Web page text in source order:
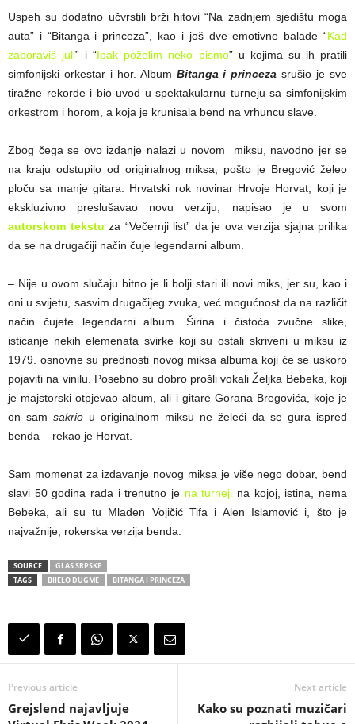
Uspeh su dodatno učvrstili brži hitovi “Na zadnjem sjedištu moga
auta” i “Bitanga i princeza”, kao i još dve emotivne balade “Kad
zaboraviš juli” i “Ipak poželim neko pismo” u kojima su ih pratili
simfonijski orkestar i hor. Album Bitanga i princeza srušio je sve
tiražne rekorde i bio uvod u spektakularnu turneju sa simfonijskim
orkestrom i horom, a koja je krunisala bend na vrhuncu slave.
Zbog čega se ovo izdanje nalazi u novom miksu, navodno jer se
na kraju odstupilo od originalnog miksa, pošto je Bregović želeo
ploču sa manje gitara. Hrvatski rok novinar Hrvoje Horvat, koji je
ekskluzivno preslušavao novu verziju, napisao je u svom
autorskom tekstu za “Večernji list” da je ova verzija sjajna prilika
da se na drugačiji način čuje legendarni album.
– Nije u ovom slučaju bitno je li bolji stari ili novi miks, jer su, kao i
oni u svijetu, sasvim drugačijeg zvuka, već mogućnost da na različit
način čujete legendarni album. Širina i čistoća zvučne slike,
isticanje nekih elemenata svirke koji su ostali skriveni u miksu iz
1979. osnovne su prednosti novog miksa albuma koji će se uskoro
pojaviti na vinilu. Posebno su dobro prošli vokali Željka Bebeka, koji
je majstorski otpjevao album, ali i gitare Gorana Bregovića, koje je
on sam sakrio u originalnom miksu ne želeći da se gura ispred
benda – rekao je Horvat.
Sam momenat za izdavanje novog miksa je više nego dobar, bend
slavi 50 godina rada i trenutno je na turneji na kojoj, istina, nema
Bebeka, ali su tu Mladen Vojičić Tifa i Alen Islamović i, što je
najvažnije, rokerska verzija benda.
SOURCE
GLAS SRPSKE
TAGS
BIJELO DUGME BITANGA I PRINCEZA
Previous article
Grejslend najavljuje
Next article
Kako su poznati muzičari